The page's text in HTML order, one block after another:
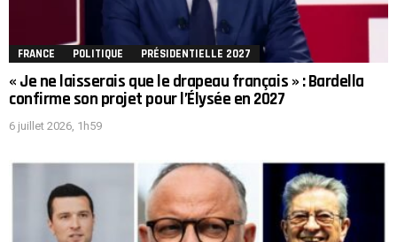
FRANCE POLITIQUE PRÉSIDENTIELLE 2027
« Je ne laisserais que le drapeau français » : Bardella
confirme son projet pour l’Élysée en 2027
6 juillet 2026, 1h59